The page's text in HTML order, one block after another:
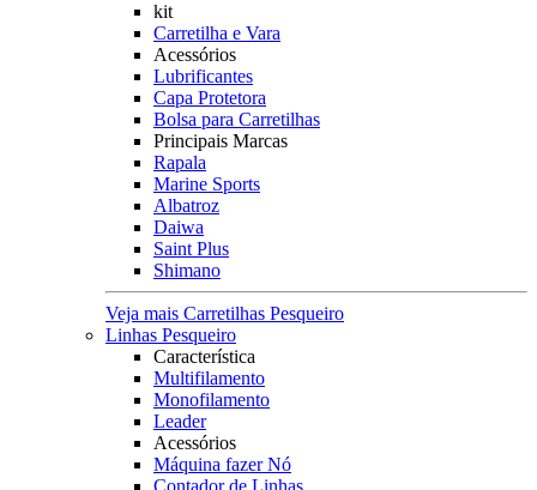
kit
Carretilha e Vara
Acessórios
Lubrificantes
Capa Protetora
Bolsa para Carretilhas
Principais Marcas
Rapala
Marine Sports
Albatroz
Daiwa
Saint Plus
Shimano
Veja mais Carretilhas Pesqueiro
Linhas Pesqueiro
Característica
Multifilamento
Monofilamento
Leader
Acessórios
Máquina fazer Nó
Contador de Linhas